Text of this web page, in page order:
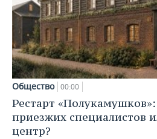
Общество 00:00
Рестарт
приезжих специалистов
центр?